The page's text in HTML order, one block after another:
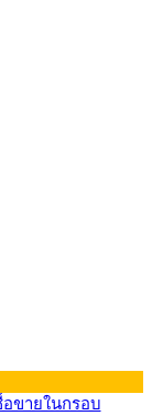
จใหม่ของไทย